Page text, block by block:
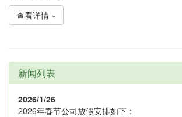
查看详情 »
新闻列表
2026/1/26
2026年春节公司放假安排如下：